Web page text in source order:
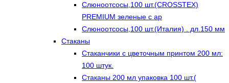
Слюноотсосы,100 шт.(CROSSTEX)
PREMIUM зеленые с ар
Слюноотсосы,100 шт.(Италия) . дл.150 мм
Стаканы
Стаканчики с цветочным принтом 200 мл:
100 штук.
Стаканы 200 мл упаковка 100 шт.(